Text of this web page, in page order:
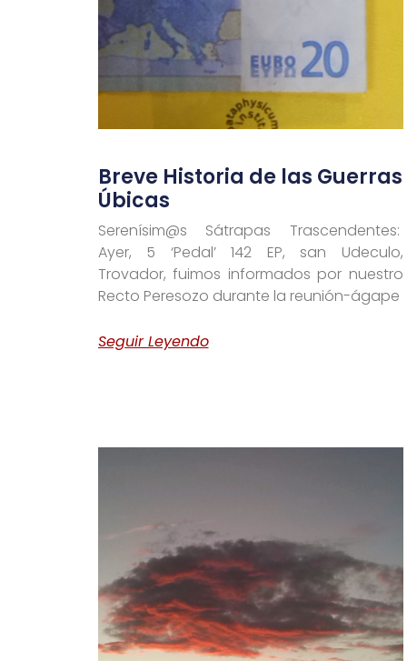
Breve Historia de las Guerras
Úbicas
Serenísim@s Sátrapas Trascendentes:
Ayer, 5 ‘Pedal’ 142 EP, san Udeculo,
Trovador, fuimos informados por nuestro
Recto Peresozo durante la reunión-ágape
Seguir Leyendo